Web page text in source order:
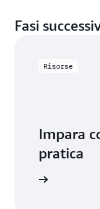
Fasi
Risorse
Impara
pratica